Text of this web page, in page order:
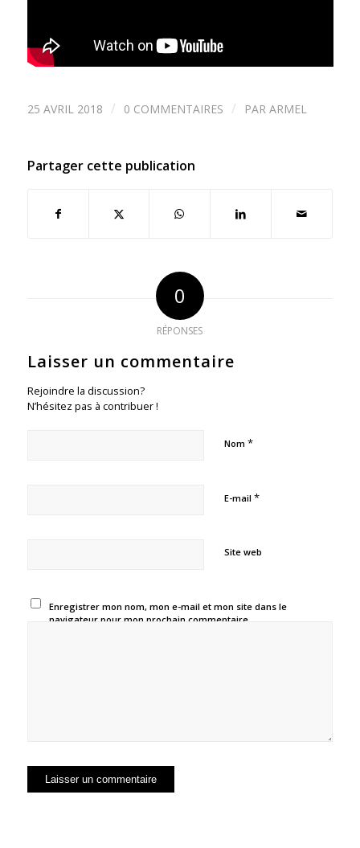
25 AVRIL 2018 / 0 COMMENTAIRES / PAR ARMEL
Partager cette publication
0
RÉPONSES
Laisser un commentaire
Rejoindre la discussion?
N’hésitez pas à contribuer !
Nom *
E-mail *
Site web
Enregistrer mon nom, mon e-mail et mon site dans le
navigateur pour mon prochain commentaire.